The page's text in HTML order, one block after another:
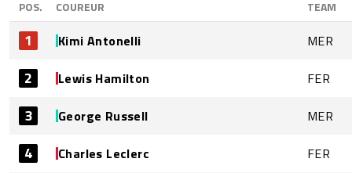
POS. COUREUR TEAM
1 Kimi Antonelli MER
2 Lewis Hamilton FER
3 George Russell MER
4 Charles Leclerc FER